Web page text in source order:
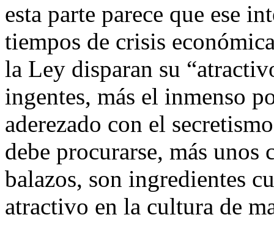
esta parte parece que ese
tiempos de crisis
la Ley disparan su
ingentes, más el inmenso
aderezado con el
debe procurarse, más unos
balazos, son ingredientes
atractivo en la cultura de